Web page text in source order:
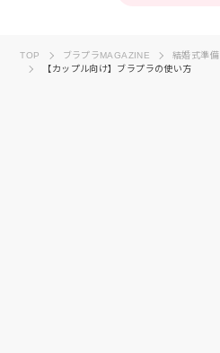
TOP ブラプラMAGAZINE
結婚式準備
【カップル向け】ブラプラの使い方